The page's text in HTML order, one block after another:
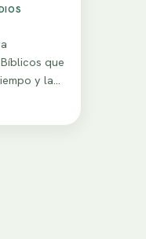
que
y la…